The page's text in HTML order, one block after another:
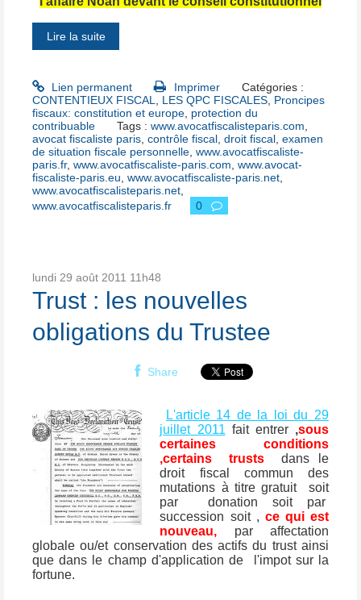
Lire la suite
Lien permanent Imprimer
Catégories :
CONTENTIEUX FISCAL
LES QPC FISCALES Proncipes
fiscaux: constitution et europe protection du
contribuable
Tags :www.avocatfiscalisteparis.com
avocat fiscaliste paris contrôle fiscal droit fiscal examen
de situation fiscale personnelle www.avocatfiscaliste-
paris.fr, www.avocatfiscaliste-paris.com www.avocat-
fiscaliste-paris.eu www.avocatfiscaliste-paris.net
www.avocatfiscalisteparis.net
www.avocatfiscalisteparis.fr
0
lundi 29 août 2011 11h48
Trust : les nouvelles
obligations du Trustee
Share
L'article 14 de la loi du 29
juillet 2011 fait entrer ,sous
certaines conditions
,certains trusts dans le
droit fiscal commun des
mutations à titre gratuit
soit
par donation soit par
succession soit , ce qui est
nouveau, par affectation
globale ou/et conservation des actifs du trust ainsi
que dans le champ d'application de l'impot sur la
fortune.